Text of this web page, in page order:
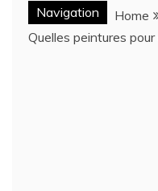
Navigation Home
Quelles peintures